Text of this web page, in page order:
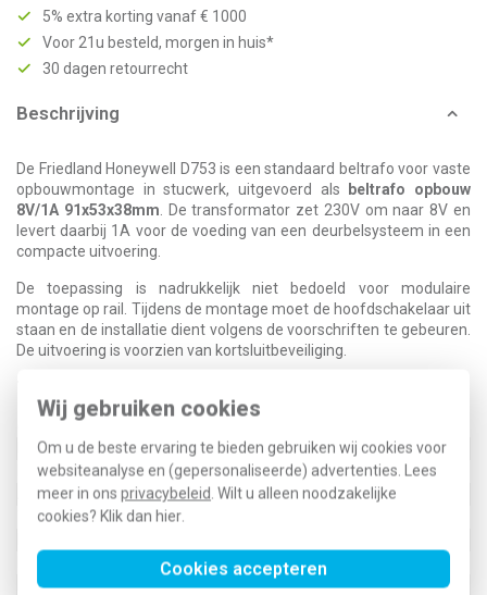
Wij gebruiken cookies
Om u de beste ervaring te bieden gebruiken wij cookies voor
websiteanalyse en (gepersonaliseerde) advertenties. Lees
meer in ons privacybeleid. Wilt u alleen noodzakelijke
cookies? Klik dan hier.
Cookies accepteren
5% extra korting vanaf € 1000
Voor 21u besteld, morgen in huis*
30 dagen retourrecht
Beschrijving
De Friedland Honeywell D753 is een standaard beltrafo voor vaste
opbouwmontage in stucwerk, uitgevoerd als
beltrafo opbouw
8V/1A 91x53x38mm . De transformator zet 230V om naar 8V en
levert daarbij 1A voor de voeding van een deurbelsysteem in een
compacte uitvoering.
De toepassing is nadrukkelijk niet bedoeld voor modulaire
montage op rail. Tijdens de montage moet de hoofdschakelaar uit
staan en de installatie dient volgens de voorschriften te gebeuren.
De uitvoering is voorzien van kortsluitbeveiliging.
Specificatie
Breedte
53 Millimeter (mm)
Hoogte
38 Millimeter (mm)
Aan-/Uitschakelaar
Nee
Type transformator
91 Millimeter (mm)
Breedte in module-eenheden
3